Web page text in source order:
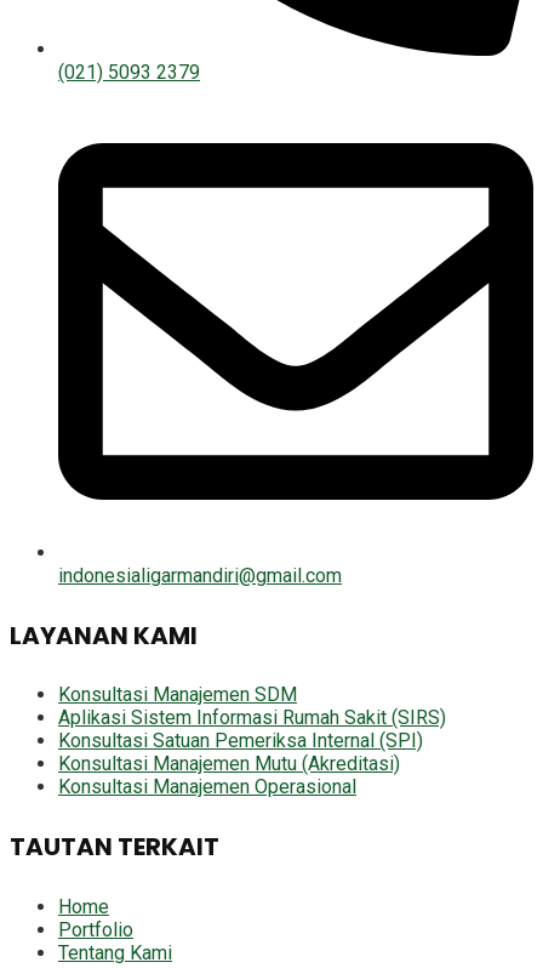
(021) 5093 2379
indonesialigarmandiri@gmail.com
LAYANAN KAMI
Konsultasi Manajemen SDM
Aplikasi Sistem Informasi Rumah Sakit (SIRS)
Konsultasi Satuan Pemeriksa Internal (SPI)
Konsultasi Manajemen Mutu (Akreditasi)
Konsultasi Manajemen Operasional
TAUTAN TERKAIT
Home
Portfolio
Tentang Kami